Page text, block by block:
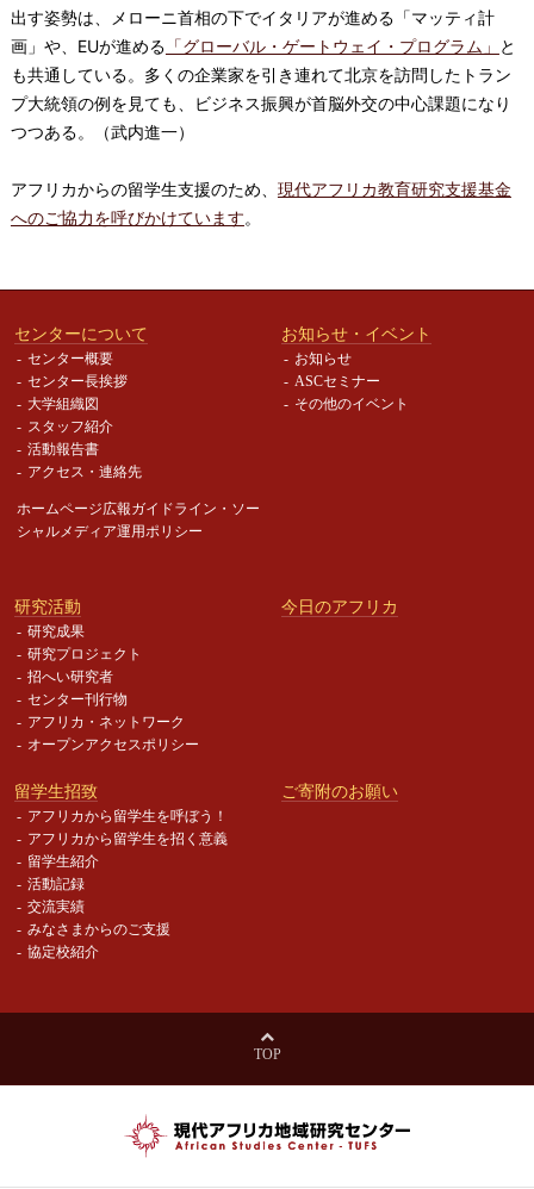
出す姿勢は、メローニ首相の下でイタリアが進める「マッティ計
画」や、EUが進める 「グローバル・ゲートウェイ・プログラム」 と
も共通している。多くの企業家を引き連れて北京を訪問したトラン
プ大統領の例を見ても、ビジネス振興が首脳外交の中心課題になり
つつある。（武内進一）
アフリカからの留学生支援のため、 現代アフリカ教育研究支援基金
へのご協力を呼びかけています。
センターについて
センター概要
センター長挨拶
大学組織図
スタッフ紹介
活動報告書
アクセス・連絡先
ホームページ広報ガイドライン・ ソー
シャルメディア運用ポリシー
お知らせ・イベント
お知らせ
ASCセミナー
その他のイベント
研究活動
研究成果
研究プロジェクト
招へい研究者
センター刊行物
アフリカ・ネットワーク
オープンアクセスポリシー
今日のアフリカ
留学生招致
アフリカから留学生を呼ぼう！
アフリカから留学生を招く意義
留学生紹介
活動記録
交流実績
みなさまからのご支援
協定校紹介
ご寄附のお願い
TOP